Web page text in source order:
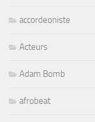
accordeoniste
Acteurs
Adam Bomb
afrobeat